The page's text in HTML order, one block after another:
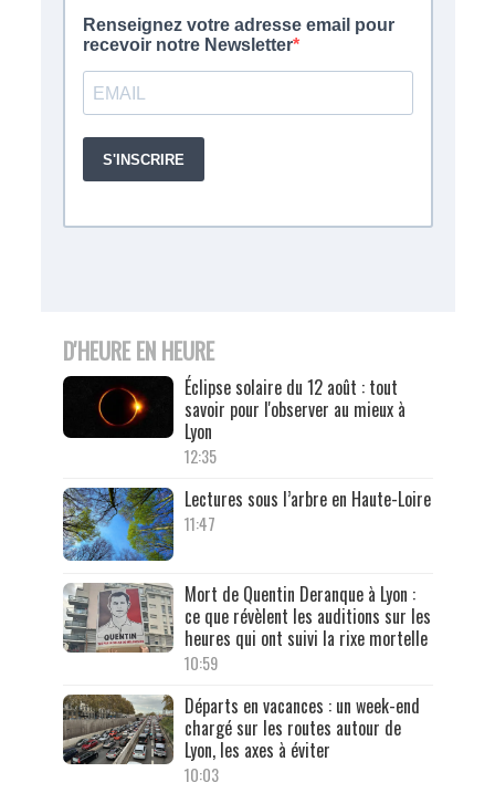
D'HEURE EN HEURE
Éclipse solaire du 12 août : tout
savoir pour l'observer au mieux à
Lyon
12:35
Lectures sous l’arbre en Haute-Loire
11:47
Mort de Quentin Deranque à Lyon :
ce que révèlent les auditions sur les
heures qui ont suivi la rixe mortelle
10:59
Départs en vacances : un week-end
chargé sur les routes autour de
Lyon, les axes à éviter
10:03